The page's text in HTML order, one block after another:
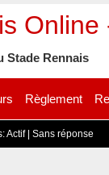
Online
Stade Rennais
Règlement
Actif| Sans réponse